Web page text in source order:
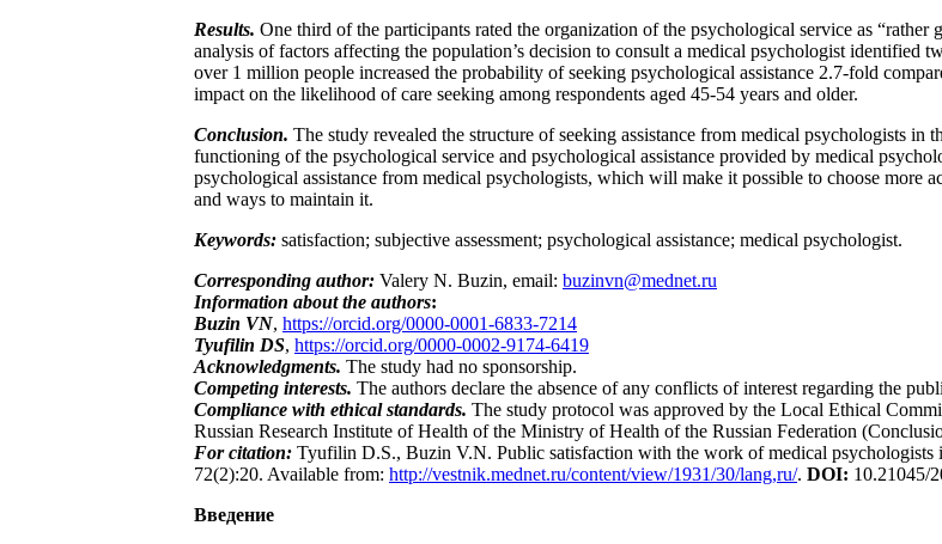
Results. One third of the participants rated the organization of the psychological service as
analysis of factors affecting the population’s decision to consult a medical psychologist
over 1 million people increased the probability of seeking psychological assistance 2.7-fold
impact on the likelihood of care seeking among respondents aged 45-54 years and older.
Conclusion. The study revealed the structure of seeking assistance from medical psychologists
functioning of the psychological service and psychological assistance provided by medical
psychological assistance from medical psychologists, which will make it possible to choose more
and ways to maintain it.
Keywords: satisfaction; subjective assessment; psychological assistance; medical psychologist.
Corresponding author: Valery N. Buzin, email: buzinvn@mednet.ru
Information about the authors:
Buzin VN, https://orcid.org/0000-0001-6833-7214
Tyufilin DS, https://orcid.org/0000-0002-9174-6419
Acknowledgments. The study had no sponsorship.
Competing interests. The authors declare the absence of any conflicts of interest regarding the
Compliance with ethical standards. The study protocol was approved by the Local Ethical
Russian Research Institute of Health of the Ministry of Health of the Russian Federation
For citation: Tyufilin D.S., Buzin V.N. Public satisfaction with the work of medical psychologists
72(2):20. Available from: http://vestnik.mednet.ru/content/view/1931/30/lang,ru/. DOI: 10.21045/
Введение